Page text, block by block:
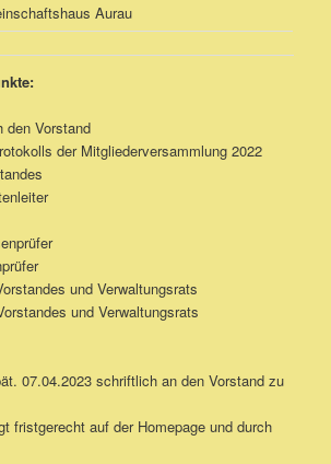
Aurau
den Vorstand
der Mitgliederversammlung 2022
und Verwaltungsrats
und Verwaltungsrats
07.04.2023 schriftlich an den Vorstand zu
fristgerecht auf der Homepage und durch